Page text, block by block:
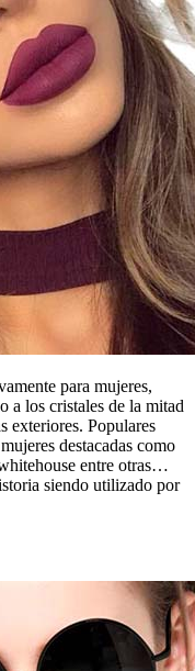
para mujeres,
a los cristales de la mitad
exteriores. Populares
destacadas como
entre otras…
siendo utilizado por